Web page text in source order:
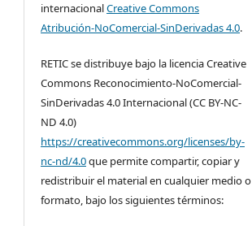
internacionalCreative Commons
Atribución-NoComercial-SinDerivadas 4.0.
RETIC se distribuye bajo la licencia Creative
Commons Reconocimiento-NoComercial-
SinDerivadas 4.0 Internacional (CC BY-NC-
ND 4.0)
https://creativecommons.org/licenses/by-
nc-nd/4.0que permite compartir, copiar y
redistribuir el material en cualquier medio o
formato, bajo los siguientes términos: